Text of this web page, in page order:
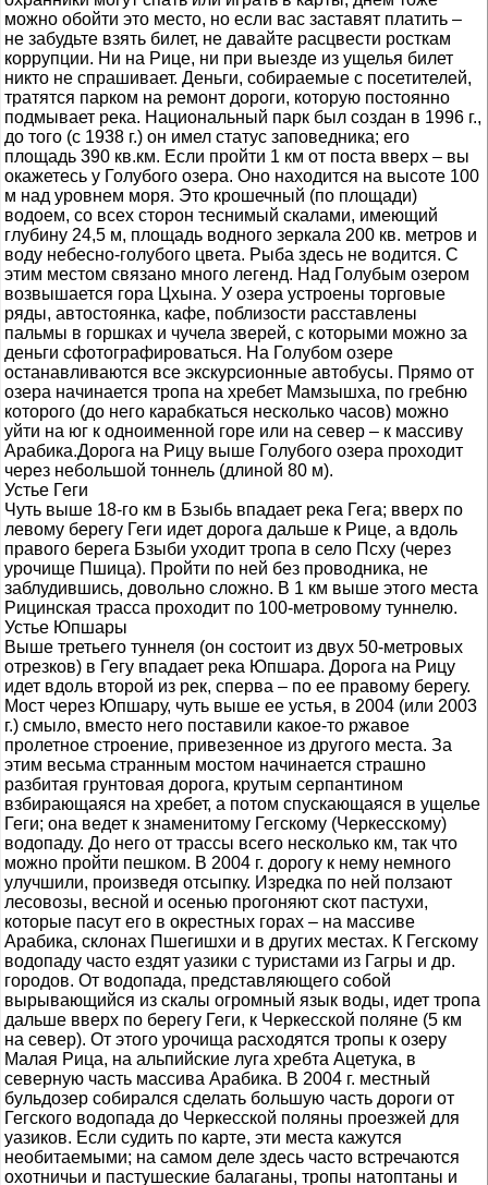
можно обойти это место, но если вас заставят платить –
не забудьте взять билет, не давайте расцвести росткам
коррупции. Ни на Рице, ни при выезде из ущелья билет
никто не спрашивает. Деньги, собираемые с посетителей,
тратятся парком на ремонт дороги, которую постоянно
подмывает река. Национальный парк был создан в 1996 г.,
до того (с 1938 г.) он имел статус заповедника; его
площадь 390 кв.км. Если пройти 1 км от поста вверх – вы
окажетесь у Голубого озера. Оно находится на высоте 100
м над уровнем моря. Это крошечный (по площади)
водоем, со всех сторон теснимый скалами, имеющий
глубину 24,5 м, площадь водного зеркала 200 кв. метров и
воду небесно-голубого цвета. Рыба здесь не водится. С
этим местом связано много легенд. Над Голубым озером
возвышается гора Цхына. У озера устроены торговые
ряды, автостоянка, кафе, поблизости расставлены
пальмы в горшках и чучела зверей, с которыми можно за
деньги сфотографироваться. На Голубом озере
останавливаются все экскурсионные автобусы. Прямо от
озера начинается тропа на хребет Мамзышха, по гребню
которого (до него карабкаться несколько часов) можно
уйти на юг к одноименной горе или на север – к массиву
Арабика.Дорога на Рицу выше Голубого озера проходит
через небольшой тоннель (длиной 80 м).
Устье Геги
Чуть выше 18-го км в Бзыбь впадает река Гега; вверх по
левому берегу Геги идет дорога дальше к Рице, а вдоль
правого берега Бзыби уходит тропа в село Псху (через
урочище Пшица). Пройти по ней без проводника, не
заблудившись, довольно сложно. В 1 км выше этого места
Рицинская трасса проходит по 100-метровому туннелю.
Устье Юпшары
Выше третьего туннеля (он состоит из двух 50-метровых
отрезков) в Гегу впадает река Юпшара. Дорога на Рицу
идет вдоль второй из рек, сперва – по ее правому берегу.
Мост через Юпшару, чуть выше ее устья, в 2004 (или 2003
г.) смыло, вместо него поставили какое-то ржавое
пролетное строение, привезенное из другого места. За
этим весьма странным мостом начинается страшно
разбитая грунтовая дорога, крутым серпантином
взбирающаяся на хребет, а потом спускающаяся в ущелье
Геги; она ведет к знаменитому Гегскому (Черкесскому)
водопаду. До него от трассы всего несколько км, так что
можно пройти пешком. В 2004 г. дорогу к нему немного
улучшили, произведя отсыпку. Изредка по ней ползают
лесовозы, весной и осенью прогоняют скот пастухи,
которые пасут его в окрестных горах – на массиве
Арабика, склонах Пшегишхи и в других местах. К Гегскому
водопаду часто ездят уазики с туристами из Гагры и др.
городов. От водопада, представляющего собой
вырывающийся из скалы огромный язык воды, идет тропа
дальше вверх по берегу Геги, к Черкесской поляне (5 км
на север). От этого урочища расходятся тропы к озеру
Малая Рица, на альпийские луга хребта Ацетука, в
северную часть массива Арабика. В 2004 г. местный
бульдозер собирался сделать большую часть дороги от
Гегского водопада до Черкесской поляны проезжей для
уазиков. Если судить по карте, эти места кажутся
необитаемыми; на самом деле здесь часто встречаются
охотничьи и пастушеские балаганы, тропы натоптаны и